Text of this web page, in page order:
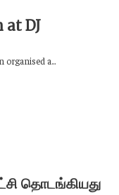
DJ
a...
தொடங்கியது